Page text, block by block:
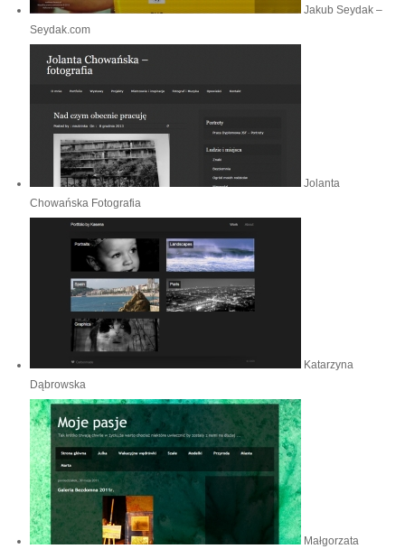
Jakub Seydak –
Seydak.com
Jolanta
Chowańska Fotografia
Katarzyna
Dąbrowska
Małgorzata